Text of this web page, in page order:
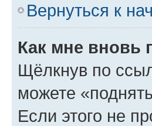
Вернуться к
Как мне вновь
Щёлкнув по
можете
Если этого не